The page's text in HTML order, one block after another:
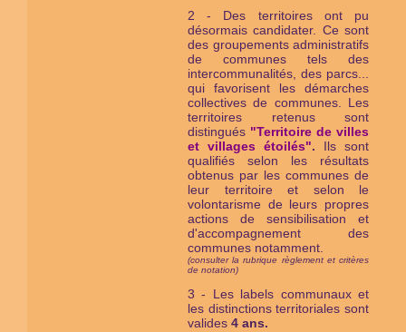
2 - Des territoires ont pu
désormais candidater. Ce sont
des groupements administratifs
de communes tels des
intercommunalités, des parcs...
qui favorisent les démarches
collectives de communes. Les
territoires retenus sont
distingués "Territoire de villes
et villages étoilés". Ils sont
qualifiés selon les résultats
obtenus par les communes de
leur territoire et selon le
volontarisme de leurs propres
actions de sensibilisation et
d'accompagnement des
communes notamment.
(consulter la rubrique règlement et critères
de notation)
3 - Les labels communaux et
les distinctions territoriales sont
valides 4 ans.